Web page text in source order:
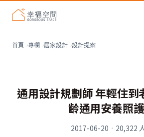
首頁 專欄 居家設計 設計提案
通用設計規劃師 年輕住到
齡通用安養照
2017-06-20 · 20,322